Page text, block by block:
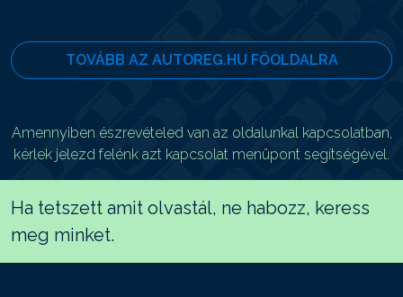
TOVÁBB AZ AUTOREG.HU FŐOLDALRA
Amennyiben észrevételed van az oldalunkal kapcsolatban,
kérlek jelezd felénk azt kapcsolat menüpont segítségével.
Ha tetszett amit olvastál, ne habozz, keress
meg minket.